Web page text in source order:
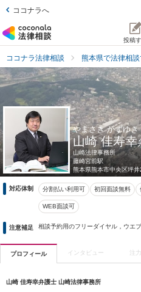
ココナラへ
投稿
ココナラ法律相談 熊本県で法律相
やまさき かずゆき
山崎 佳寿幸
山崎法律事務所
藤崎宮前駅
熊本県熊本市中央区坪
対応体制 分割払い利用可 初回面談無料
WEB面談可
注意補足 相談予約用のフリーダイヤル，ウエ
プロフィール インタビュー 注
山崎 佳寿幸弁護士 山崎法律事務所